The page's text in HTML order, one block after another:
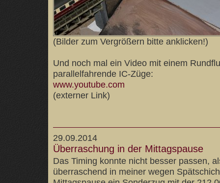
(Bilder zum Vergrößern bitte anklicken!)
Und noch mal ein Video mit einem
parallelfahrende IC-Züge:
www.youtube.com
(externer Link)
29.09.2014
Überraschung in der Mittagspause
Das Timing konnte nicht besser passen,
überraschend in meiner wegen